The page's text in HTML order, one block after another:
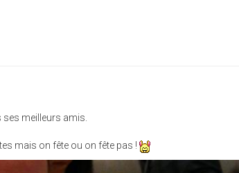
ses meilleurs amis.
mais on fête ou on fête pas !